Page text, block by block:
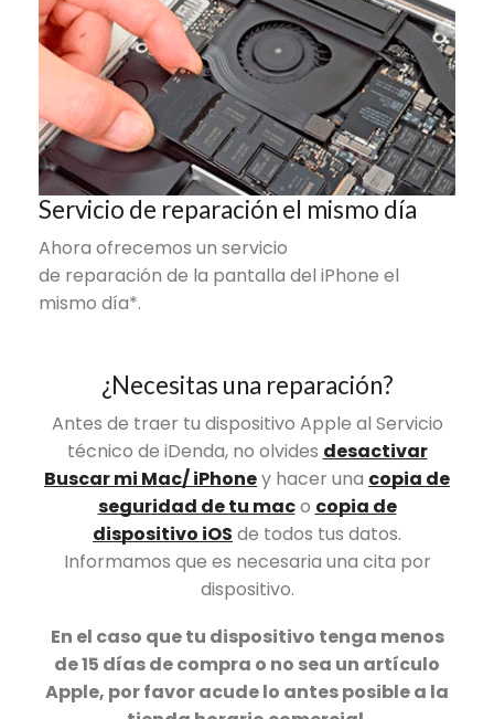
Servicio de reparación el mismo día
Ahora ofrecemos un servicio
de reparación de la pantalla del iPhone el
mismo día*.
¿Necesitas una reparación?
Antes de traer tu dispositivo Apple al Servicio
técnico de iDenda, no olvides desactivar
Buscar mi Mac/ iPhoney hacer una copia de
seguridad de tu maco copia de
dispositivo iOS de todos tus datos.
Informamos que es necesaria una cita por
dispositivo.
En el caso que tu dispositivo tenga menos
de 15 días de compra o no sea un artículo
Apple, por favor acude lo antes posible a la